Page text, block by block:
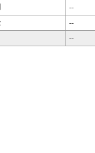
--
--
--